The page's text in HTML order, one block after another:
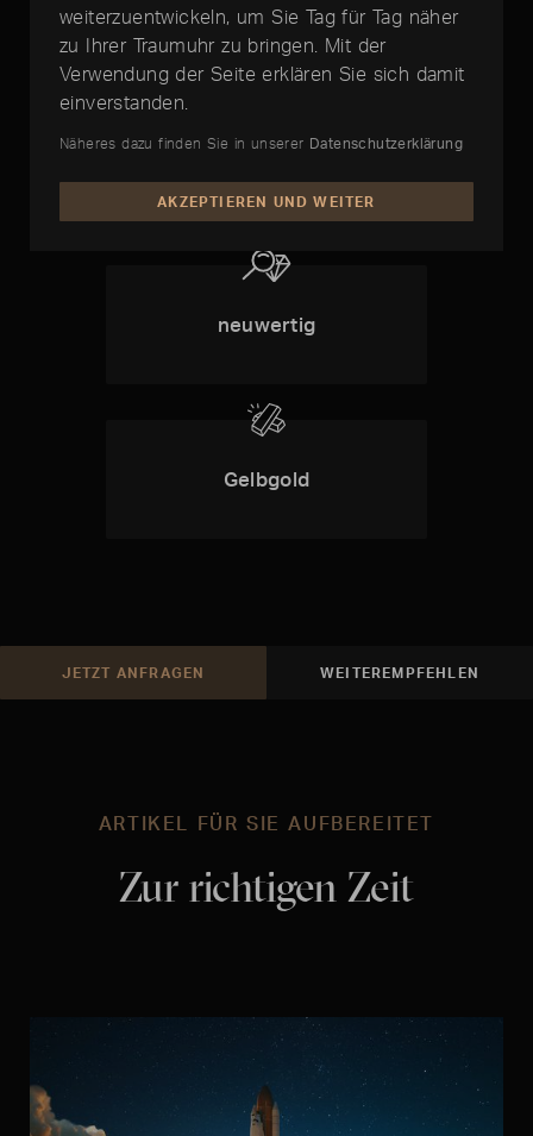
Garantie
neuwertig
Gelbgold
JETZT ANFRAGEN WEITEREMPFEHLEN
ARTIKEL FÜR SIE AUFBEREITET
Zur richtigen Zeit
weiterzuentwickeln, um Sie Tag für Tag näher
zu Ihrer Traumuhr zu bringen. Mit der
Verwendung der Seite erklären Sie sich damit
einverstanden.
Näheres dazu finden Sie in unserer Datenschutzerklärung
AKZEPTIEREN UND WEITER